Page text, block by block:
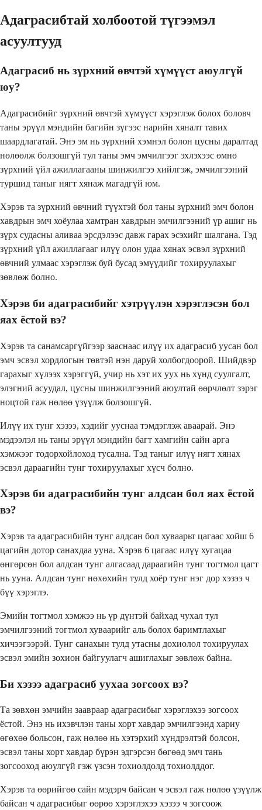
Адаграсибтай холбоотой түгээмэл
асуултууд
Адаграсиб нь зүрхний өвчтэй хүмүүст аюулгүй
юу?
Адаграсибийг зүрхний өвчтэй хүмүүст хэрэглэж болох боловч
таны эрүүл мэндийн багийн зүгээс нарийн хяналт тавих
шаардлагатай. Энэ эм нь зүрхний хэмнэл болон цусны даралтад
нөлөөлж болзошгүй тул таны эмч эмчилгээг эхлэхээс өмнө
зүрхний үйл ажиллагааны шинжилгээ хийлгэж, эмчилгээний
туршид таныг нягт хянаж магадгүй юм.
Хэрэв та зүрхний өвчний түүхтэй бол таны зүрхний эмч болон
хавдрын эмч хоёулаа хамтран хавдрын эмчилгээний үр ашиг нь
зүрх судасны аливаа эрсдэлээс давж гарах эсэхийг шалгана. Тэд
зүрхний үйл ажиллагааг илүү олон удаа хянах эсвэл зүрхний
өвчний улмаас хэрэглэж буй бусад эмүүдийг тохируулахыг
зөвлөж болно.
Хэрэв би адаграсибийг хэтрүүлэн хэрэглэсэн бол
яах ёстой вэ?
Хэрэв та санамсаргүйгээр зааснаас илүү их адаграсиб уусан бол
эмч эсвэл хордлогын төвтэй нэн даруй холбогдоорой. Шийдвэр
гарахыг хүлээх хэрэггүй, учир нь хэт их уух нь хүнд суулгалт,
элэгний асуудал, цусны шинжилгээний аюултай өөрчлөлт зэрэг
ноцтой гаж нөлөө үзүүлж болзошгүй.
Илүү их тунг хэзээ, хэдийг ууснаа тэмдэглэж аваарай. Энэ
мэдээлэл нь таны эрүүл мэндийн багт хамгийн сайн арга
хэмжээг тодорхойлоход тусална. Тэд таныг илүү нягт хянах
эсвэл дараагийн тунг тохируулахыг хүсч болно.
Хэрэв би адаграсибийн тунг алдсан бол яах ёстой
вэ?
Хэрэв та адаграсибийн тунг алдсан бол хуваарьт цагаас хойш 6
цагийн дотор санахдаа ууна. Хэрэв 6 цагаас илүү хугацаа
өнгөрсөн бол алдсан тунг алгасаад дараагийн тунг тогтмол цагт
нь ууна. Алдсан тунг нөхөхийн тулд хоёр тунг нэг дор хэзээ ч
бүү хэрэглэ.
Эмийн тогтмол хэмжээ нь үр дүнтэй байхад чухал тул
эмчилгээний тогтмол хуваарийг аль болох баримтлахыг
хичээгээрэй. Тунг санахын тулд утасны дохиолол тохируулах
эсвэл эмийн зохион байгуулагч ашиглахыг зөвлөж байна.
Би хэзээ адаграсиб уухаа зогсоох вэ?
Та зөвхөн эмчийн заавраар адаграсибыг хэрэглэхээ зогсоох
ёстой. Энэ нь ихэвчлэн таны хорт хавдар эмчилгээнд хариу
өгөхөө больсон, гаж нөлөө нь хэтэрхий хүндрэлтэй болсон,
эсвэл таны хорт хавдар бүрэн эдгэрсэн бөгөөд эмч тань
зогсооход аюулгүй гэж үзсэн тохиолдолд тохиолддог.
Хэрэв та өөрийгөө сайн мэдэрч байсан ч эсвэл гаж нөлөө үзүүлж
байсан ч адаграсибыг өөрөө хэрэглэхээ хэзээ ч зогсоож